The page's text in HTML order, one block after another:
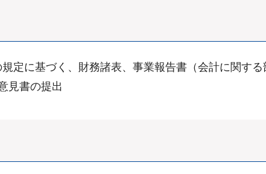
定に基づく、財務諸表、事業報告書（会計に関す
見書の提出